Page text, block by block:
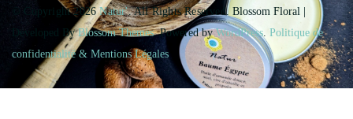
© Copyright 2026Natur'. All Rights Reserved.Blossom Floral |
Developed ByBlossom Themes. Powered byWordPress. Politique de
confidentialité & Mentions Légales